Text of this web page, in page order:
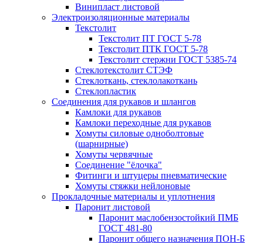
Винипласт листовой
Электроизоляционные материалы
Текстолит
Текстолит ПТ ГОСТ 5-78
Текстолит ПТК ГОСТ 5-78
Текстолит стержни ГОСТ 5385-74
Стеклотекстолит СТЭФ
Стеклоткань, стеклолакоткань
Стеклопластик
Соединения для рукавов и шлангов
Камлоки для рукавов
Камлоки переходные для рукавов
Хомуты силовые одноболтовые
(шарнирные)
Хомуты червячные
Соединение "ёлочка"
Фитинги и штуцеры пневматические
Хомуты стяжки нейлоновые
Прокладочные материалы и уплотнения
Паронит листовой
Паронит маслобензостойкий ПМБ
ГОСТ 481-80
Паронит общего назначения ПОН-Б